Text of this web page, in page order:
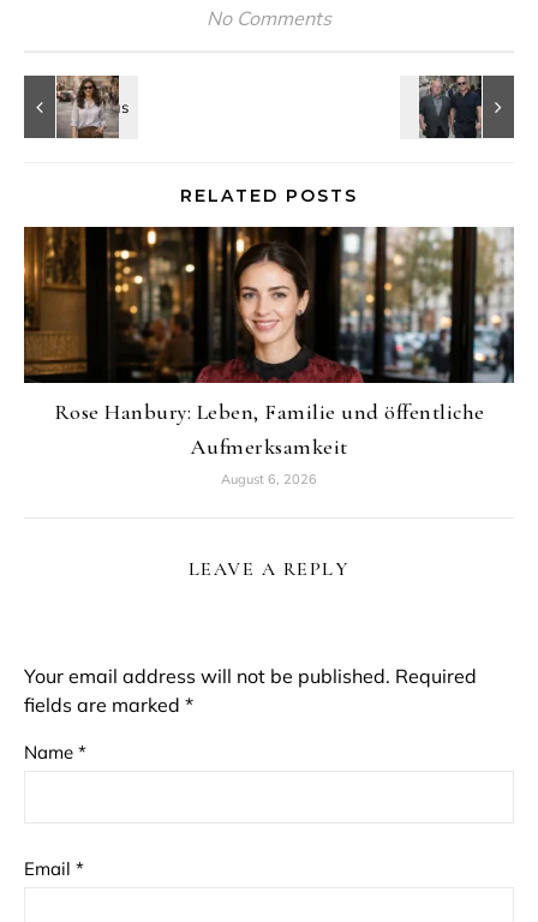
No Comments
RELATED POSTS
Rose Hanbury: Leben, Familie und öffentliche
Aufmerksamkeit
August 6, 2026
LEAVE A REPLY
Your email address will not be published. Required
fields are marked *
Name *
Email *